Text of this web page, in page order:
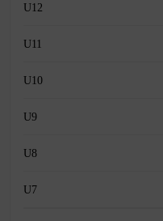
U12
U11
U10
U9
U8
U7